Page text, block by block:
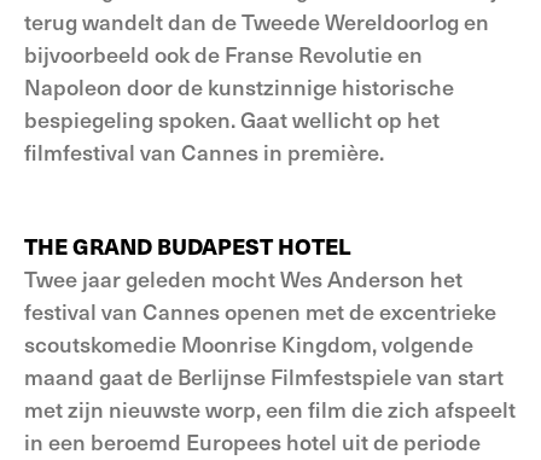
terug wandelt dan de Tweede Wereldoorlog en
bijvoorbeeld ook de Franse Revolutie en
Napoleon door de kunstzinnige historische
bespiegeling spoken. Gaat wellicht op het
filmfestival van Cannes in première.
THE GRAND BUDAPEST HOTEL
Twee jaar geleden mocht Wes Anderson het
festival van Cannes openen met de excentrieke
scoutskomedie Moonrise Kingdom, volgende
maand gaat de Berlijnse Filmfestspiele van start
met zijn nieuwste worp, een film die zich afspeelt
in een beroemd Europees hotel uit de periode